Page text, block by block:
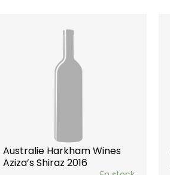
Australie Harkham Wines
Aziza’s Shiraz 2016